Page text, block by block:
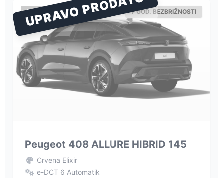
UPRAVO PRODATO
PEUGEOT 7 GOD. BEZBRIŽNOSTI
Peugeot 408 ALLURE HIBRID 145
Crvena Elixir
e-DCT 6 Automatik